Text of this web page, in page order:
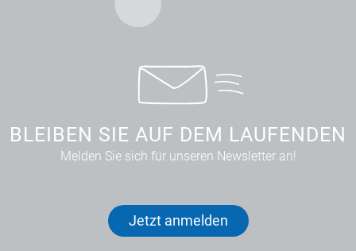
BLEIBEN SIE AUF DEM LAUFENDEN
Melden Sie sich für unseren Newsletter an!
Jetzt anmelden